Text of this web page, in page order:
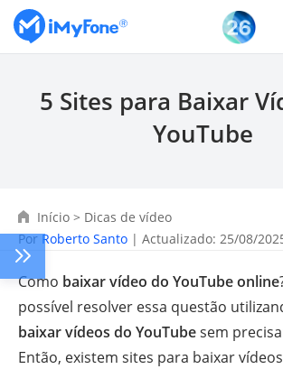
5 Sites para Baixar
YouTube
Início > Dicas de vídeo
PorRoberto Santo | Actualizado: 25/08/
Como baixar vídeo do YouTube online
possível resolver essa questão
baixar vídeos do YouTubesem
Então, existem sites para baixar